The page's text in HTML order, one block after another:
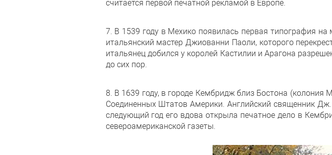
считается первой печатной рекламой в Европе.
7. В 1539 году в Мехико появилась первая типография
итальянский мастер Джиованни Паоли, которого
итальянец добился у королей Кастилии и Арагона
до сих пор.
8. В 1639 году, в городе Кембридж близ Бостона (колония
Соединенных Штатов Америки. Английский священник
следующий год его вдова открыла печатное дело в
североамериканской газеты.